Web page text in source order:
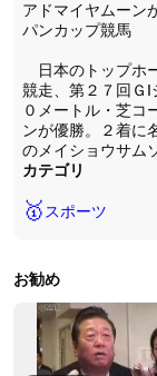
アドマイヤムーン
パンカップ競馬
日本のトップホ
競走、第２７回ＧI
０メートル・芝コ
ンが優勝。２着に
のメイショウサム
カテゴリ
🥇スポーツ
お勧め